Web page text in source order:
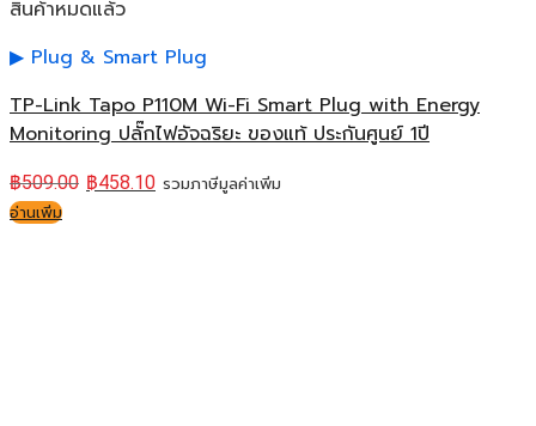
สินค้าหมดแล้ว
Plug & Smart Plug
TP-Link Tapo P110M Wi-Fi Smart Plug with Energy
Monitoring ปลั๊กไฟอัจฉริยะ ของแท้ ประกันศูนย์ 1ปี
฿509.00 ฿458.10 รวมภาษีมูลค่าเพิ่ม
อ่านเพิ่ม